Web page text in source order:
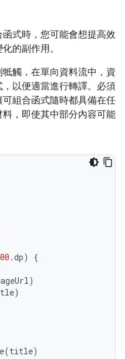
式時，您可能會想提高效
的副作用。
觸，在單向資料流中，資
以便適當進行轉譯。必須
組合函式隨時都具備在任
，即使其中部分內容可能
dp)
{
)
)
(title)